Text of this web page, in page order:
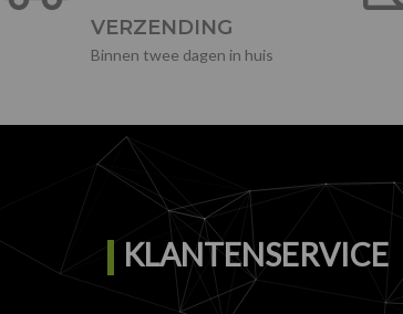
VERZENDING
Binnen twee dagen in huis
KLANTENSERVICE